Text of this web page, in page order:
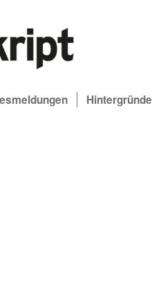
Hintergründe